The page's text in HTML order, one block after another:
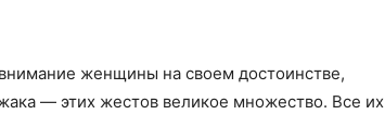
женщины на своем достоинстве,
— этих жестов великое множество. Все их